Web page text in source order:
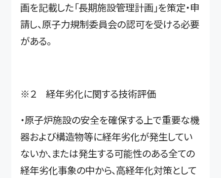
画を記載した「長期施設管理計画」を策定・申
請し、原子力規制委員会の認可を受ける必要
がある。
※２ 経年劣化に関する技術評価
・原子炉施設の安全を確保する上で重要な機
器および構造物等に経年劣化が発生してい
ないか、または発生する可能性のある全ての
経年劣化事象の中から、高経年化対策として